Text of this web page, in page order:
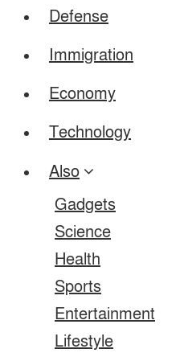
Defense
Immigration
Economy
Technology
Also
Gadgets
Science
Health
Sports
Entertainment
Lifestyle